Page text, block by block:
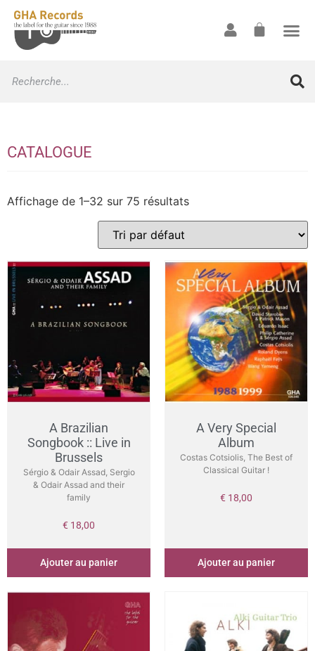
CATALOGUE
Affichage de 1–32 sur 75 résultats
A Brazilian
Songbook :: Live in
Brussels
Sérgio & Odair Assad, Sergio
& Odair Assad and their
family
€ 18,00
Ajouter au panier
A Very Special
Album
Costas Cotsiolis, The Best of
Classical Guitar !
€ 18,00
Ajouter au panier